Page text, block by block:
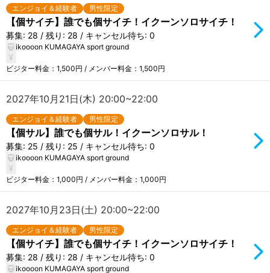
エンジョイ＆経験者 男性限定
【個サイチ】誰でも個サイチ！イクーンソロサイチ！
募集: 28 / 残り: 28 / キャンセル待ち: 0
ikoooon KUMAGAYA sport ground
ビジター料金：1,500円 / メンバー料金：1,500円
2027年10月21日(木) 20:00~22:00
エンジョイ＆経験者 男性限定
【個サル】誰でも個サル！イクーンソロサル！
募集: 25 / 残り: 25 / キャンセル待ち: 0
ikoooon KUMAGAYA sport ground
ビジター料金：1,000円 / メンバー料金：1,000円
2027年10月23日(土) 20:00~22:00
エンジョイ＆経験者 男性限定
【個サイチ】誰でも個サイチ！イクーンソロサイチ！
募集: 28 / 残り: 28 / キャンセル待ち: 0
ikoooon KUMAGAYA sport ground